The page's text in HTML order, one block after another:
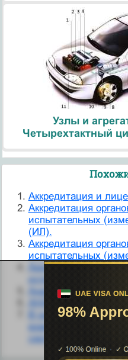
Узлы и
Четырехтактный
Аккредитация и
Аккредитация
испытательных
(ИЛ).
Аккредитация
испытательных
Аккредитация
испытательных
Анализаторы как
В рамках СНГ
взаимном признании
сертификации».